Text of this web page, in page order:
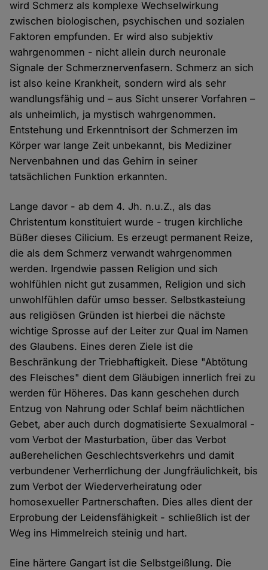
wird Schmerz als komplexe Wechselwirkung
zwischen biologischen, psychischen und sozialen
Faktoren empfunden. Er wird also subjektiv
wahrgenommen - nicht allein durch neuronale
Signale der Schmerznervenfasern. Schmerz an sich
ist also keine Krankheit, sondern wird als sehr
wandlungsfähig und – aus Sicht unserer Vorfahren –
als unheimlich, ja mystisch wahrgenommen.
Entstehung und Erkenntnisort der Schmerzen im
Körper war lange Zeit unbekannt, bis Mediziner
Nervenbahnen und das Gehirn in seiner
tatsächlichen Funktion erkannten.
Lange davor - ab dem 4. Jh. n.u.Z., als das
Christentum konstituiert wurde - trugen kirchliche
Büßer dieses Cilicium. Es erzeugt permanent Reize,
die als dem Schmerz verwandt wahrgenommen
werden. Irgendwie passen Religion und sich
wohlfühlen nicht gut zusammen, Religion und sich
unwohlfühlen dafür umso besser. Selbstkasteiung
aus religiösen Gründen ist hierbei die nächste
wichtige Sprosse auf der Leiter zur Qual im Namen
des Glaubens. Eines deren Ziele ist die
Beschränkung der Triebhaftigkeit. Diese "Abtötung
des Fleisches" dient dem Gläubigen innerlich frei zu
werden für Höheres. Das kann geschehen durch
Entzug von Nahrung oder Schlaf beim nächtlichen
Gebet, aber auch durch dogmatisierte Sexualmoral -
vom Verbot der Masturbation, über das Verbot
außerehelichen Geschlechtsverkehrs und damit
verbundener Verherrlichung der Jungfräulichkeit, bis
zum Verbot der Wiederverheiratung oder
homosexueller Partnerschaften. Dies alles dient der
Erprobung der Leidensfähigkeit - schließlich ist der
Weg ins Himmelreich steinig und hart.
Eine härtere Gangart ist die Selbstgeißlung. Die